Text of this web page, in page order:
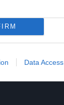
Data Access
ΑΝΤΩΝΗΣ